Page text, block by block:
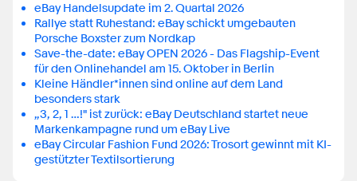
eBay Handelsupdate im 2. Quartal 2026
Rallye statt Ruhestand: eBay schickt umgebauten
Porsche Boxster zum Nordkap
Save-the-date: eBay OPEN 2026 - Das Flagship-Event
für den Onlinehandel am 15. Oktober in Berlin
Kleine Händler*innen sind online auf dem Land
besonders stark
„3, 2, 1 …!" ist zurück: eBay Deutschland startet neue
Markenkampagne rund um eBay Live
eBay Circular Fashion Fund 2026: Trosort gewinnt mit KI-
gestützter Textilsortierung